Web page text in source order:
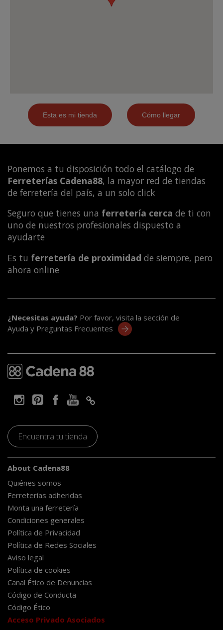
Ponemos a tu disposición todo el catálogo de
Ferreterías Cadena88, la mayor red de tiendas
de ferretería del país, a un solo click
Seguro que tienes una ferretería cerca de ti con
uno de nuestros profesionales dispuesto a
ayudarte
Es tu ferretería de proximidad de siempre, pero
ahora online
¿Necesitas ayuda? Por favor, visita la sección de
Ayuda y Preguntas Frecuentes
Encuentra tu tienda
About Cadena88
Quiénes somos
Ferreterías adheridas
Monta una ferretería
Condiciones generales
Política de Privacidad
Política de Redes Sociales
Aviso legal
Política de cookies
Canal Ético de Denuncias
Código de Conducta
Código Ético
Acceso Privado Asociados